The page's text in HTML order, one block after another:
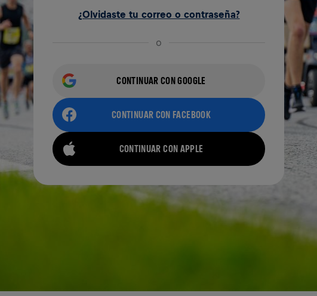
¿Olvidaste tu correo o contraseña?
o
CONTINUAR CON GOOGLE
CONTINUAR CON FACEBOOK
CONTINUAR CON APPLE